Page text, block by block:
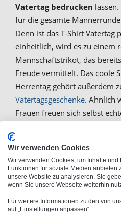
Vatertag bedrucken
für die gesamte
Denn ist das T-Shirt Vatertag
einheitlich, wird es zu einem
Mannschaftstrikot, das
Freude vermittelt. Das coole
Herrentag gehört außerdem
Vatertagsgeschenke. Ähnlich
Frauen freuen sich selbst
Vatertag durch die Gegend
die Laune und die
Tshirt gestalten zum
Wir verwenden Cookies
Wir verwenden Cookies, um Inhalte
Funktionen für soziale Medien anbieten
unsere Website zu analysieren. Sie
wenn Sie unsere Webseite weiterhin
Für weitere Informationen zu den von
auf „Einstellungen anpassen“.